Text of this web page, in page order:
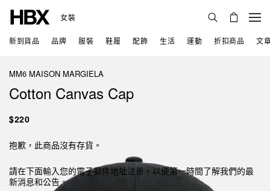
女裝
新到貨品 品牌 服裝 鞋履 配飾 生活 運動 折扣商品 文
MM6 MAISON MARGIELA
Cotton Canvas Cap
$220
抱歉，此商品沒有存貨。
請在下面輸入您的電子郵件地址注册，以便第一時間了解我們的最
新消息和公告。